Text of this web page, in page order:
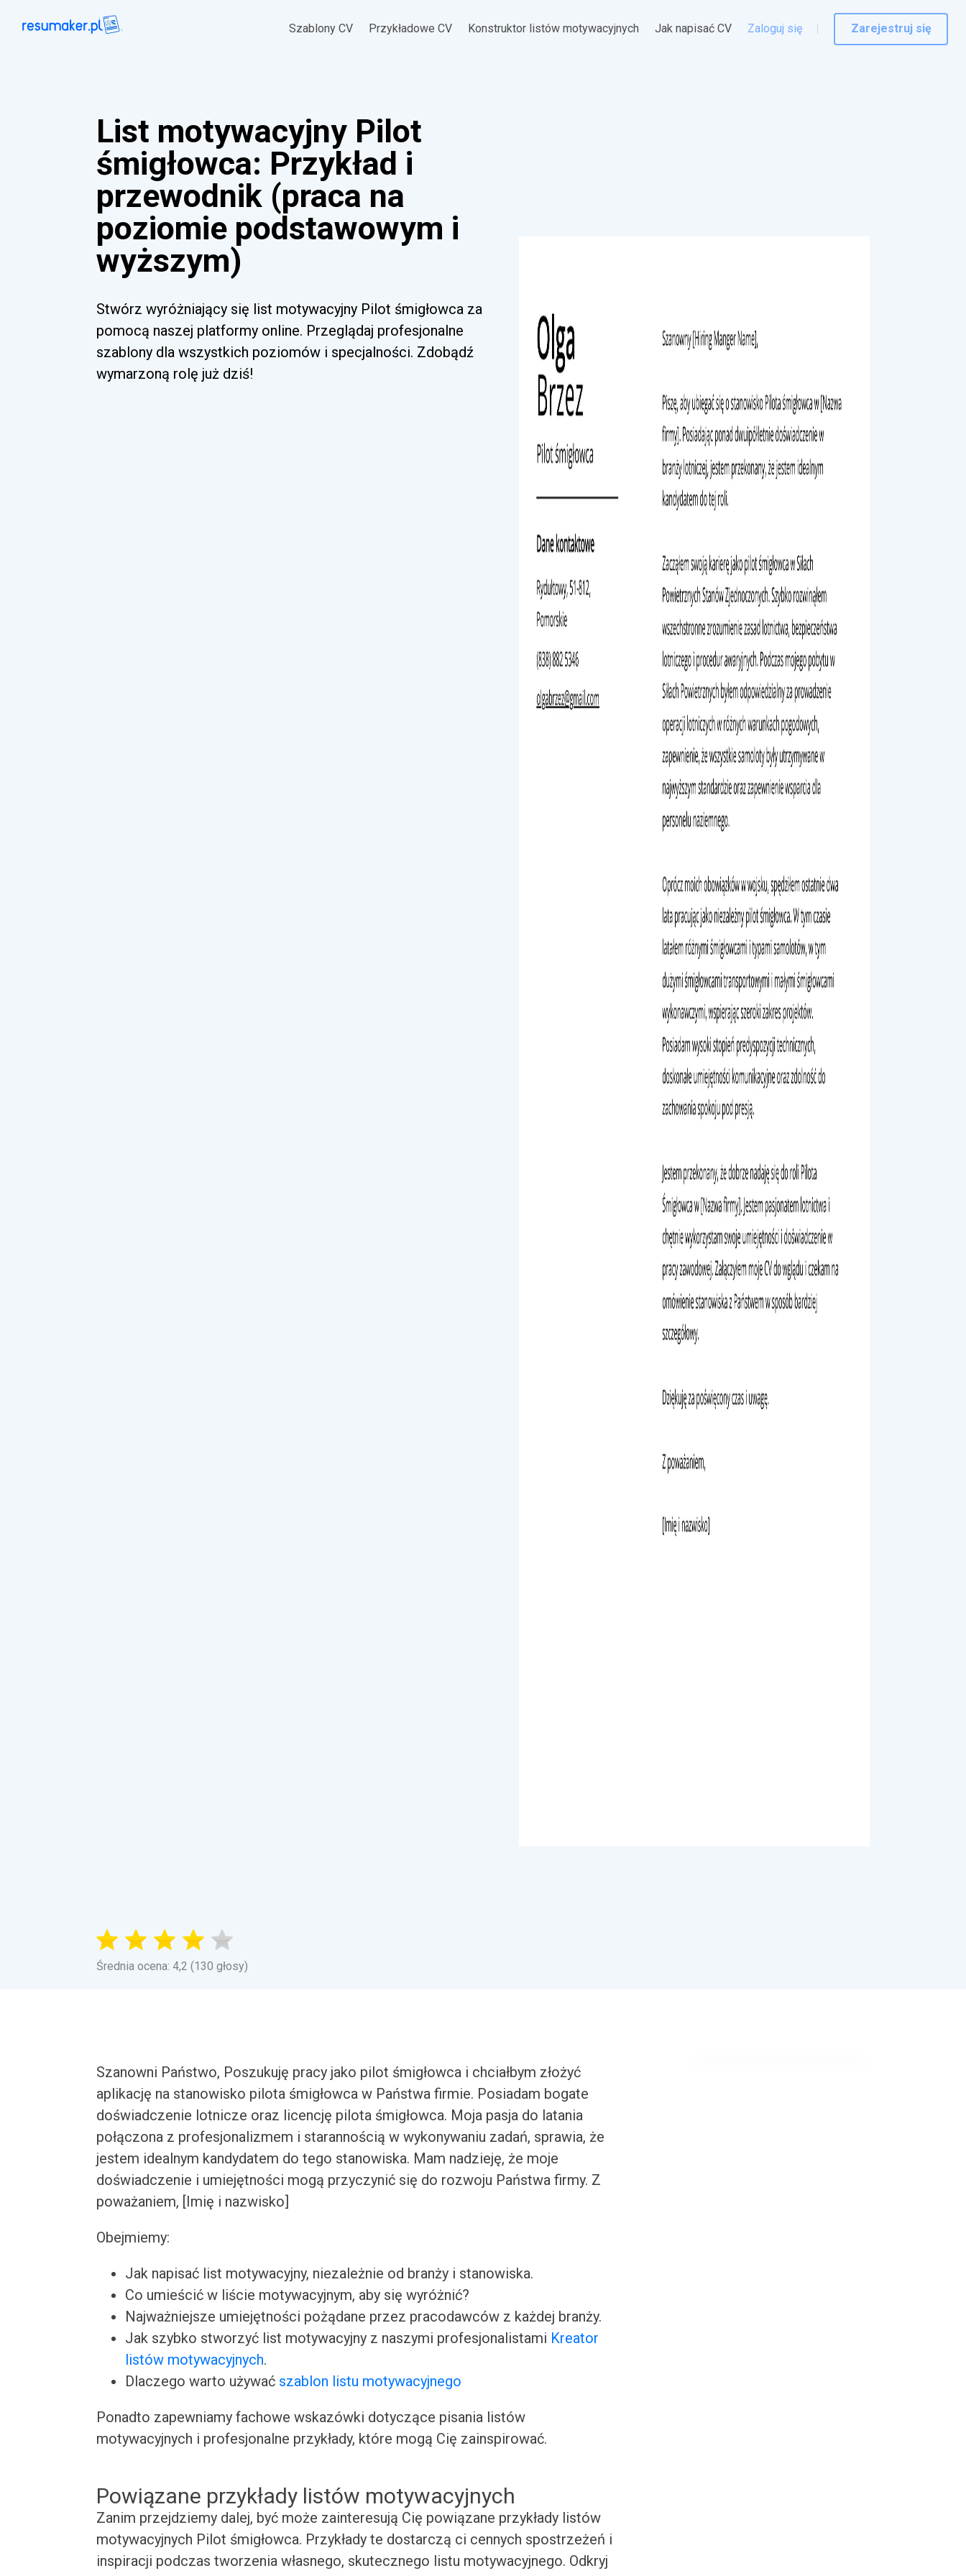
Szablony CV Przykładowe CV Konstruktor listów motywacyjnych Jak napisać CV Zaloguj się Zarejestruj się
List motywacyjny Pilot
śmigłowca: Przykład i
przewodnik (praca na
poziomie podstawowym i
wyższym)
Stwórz wyróżniający się list motywacyjny Pilot śmigłowca za
pomocą naszej platformy online. Przeglądaj profesjonalne
szablony dla wszystkich poziomów i specjalności. Zdobądź
wymarzoną rolę już dziś!
Średnia ocena: 4,2 (130 głosy)
Szanowni Państwo, Poszukuję pracy jako pilot śmigłowca i chciałbym złożyć
aplikację na stanowisko pilota śmigłowca w Państwa firmie. Posiadam bogate
doświadczenie lotnicze oraz licencję pilota śmigłowca. Moja pasja do latania
połączona z profesjonalizmem i starannością w wykonywaniu zadań, sprawia, że
jestem idealnym kandydatem do tego stanowiska. Mam nadzieję, że moje
doświadczenie i umiejętności mogą przyczynić się do rozwoju Państwa firmy. Z
poważaniem, [Imię i nazwisko]
Obejmiemy:
Jak napisać list motywacyjny, niezależnie od branży i stanowiska.
Co umieścić w liście motywacyjnym, aby się wyróżnić?
Najważniejsze umiejętności pożądane przez pracodawców z każdej branży.
Jak szybko stworzyć list motywacyjny z naszymi profesjonalistami Kreator
listów motywacyjnych.
Dlaczego warto używać szablon listu motywacyjnego
Ponadto zapewniamy fachowe wskazówki dotyczące pisania listów
motywacyjnych i profesjonalne przykłady, które mogą Cię zainspirować.
Powiązane przykłady listów motywacyjnych
Zanim przejdziemy dalej, być może zainteresują Cię powiązane przykłady listów
motywacyjnych Pilot śmigłowca. Przykłady te dostarczą ci cennych spostrzeżeń i
inspiracji podczas tworzenia własnego, skutecznego listu motywacyjnego. Odkryj